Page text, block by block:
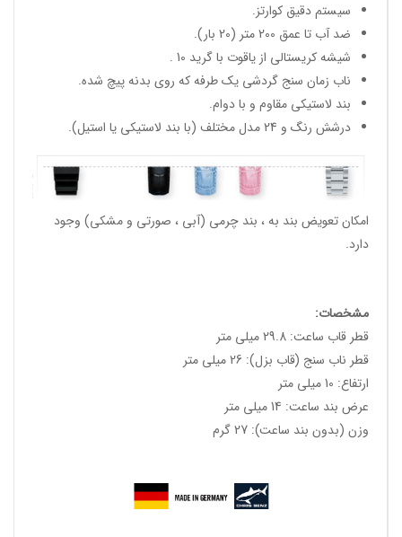
سیستم دقیق کوارتز.
ضد آب تا عمق 200 متر (20 بار).
شیشه کریستالی از یاقوت با گرید 10 .
ناب زمان سنج گردشی یک طرفه که روی بدنه پیچ شده.
بند لاستیکی مقاوم و با دوام.
درشش رنگ و 24 مدل مختلف (با بند لاستیکی یا استیل).
امکان تعویض بند به ، بند چرمی (آبی ، صورتی و مشکی) وجود
دارد.
مشخصات:
قطر قاب ساعت: 29.8 میلی متر
قطر ناب سنج (قاب بزل): 26 میلی متر
ارتفاع: 10 میلی متر
عرض بند ساعت: 14 میلی متر
وزن (بدون بند ساعت): 27 گرم